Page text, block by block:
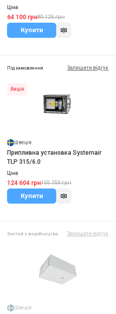
Ціна
64 100 грн80 125 грн
Купити
Під замовлення Залишити відгук
Акція
Швеція
Припливна установка Systemair
TLP 315/6.0
Ціна
124 604 грн155 755 грн
Купити
Знятий з виробництва Залишити відгук
Швеція